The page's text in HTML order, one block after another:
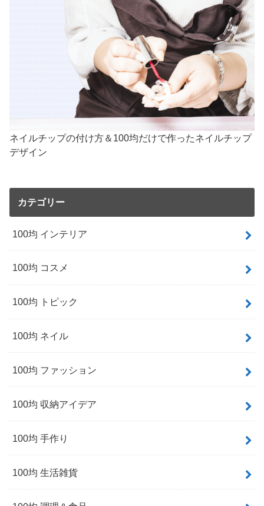
ネイルチップの付け方＆100均だけで作ったネイルチップ
デザイン
カテゴリー
100均 インテリア
100均 コスメ
100均 トピック
100均 ネイル
100均 ファッション
100均 収納アイデア
100均 手作り
100均 生活雑貨